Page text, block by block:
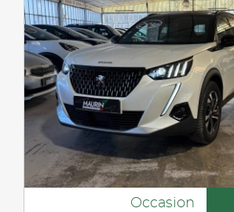
Occasion